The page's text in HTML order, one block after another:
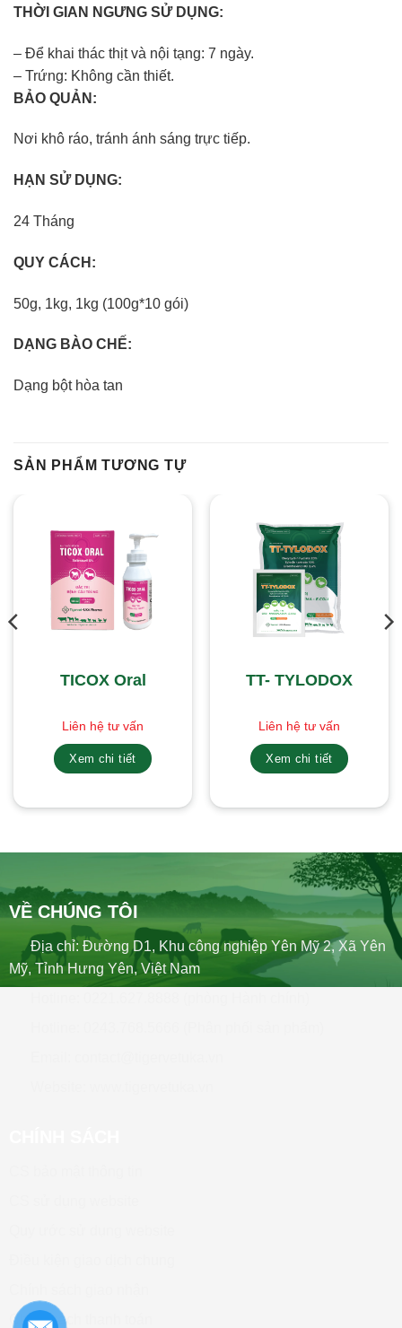
THỜI GIAN NGƯNG SỬ DỤNG:
– Để khai thác thịt và nội tạng: 7 ngày.
– Trứng: Không cần thiết.
BẢO QUẢN:
Nơi khô ráo, tránh ánh sáng trực tiếp.
HẠN SỬ DỤNG:
24 Tháng
QUY CÁCH:
50g, 1kg, 1kg (100g*10 gói)
DẠNG BÀO CHẾ:
Dạng bột hòa tan
SẢN PHẨM TƯƠNG TỰ
TICOX Oral
Liên hệ tư vấn
Xem chi tiết
TT- TYLODOX
Liên hệ tư vấn
Xem chi tiết
VỀ CHÚNG TÔI
Địa chỉ: Đường D1, Khu công nghiệp Yên Mỹ 2, Xã Yên
Mỹ, Tỉnh Hưng Yên, Việt Nam
Chính sách thanh toán